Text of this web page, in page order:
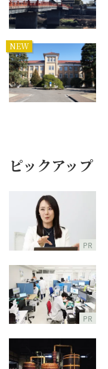
NEW
ピックアップ
PR
PR